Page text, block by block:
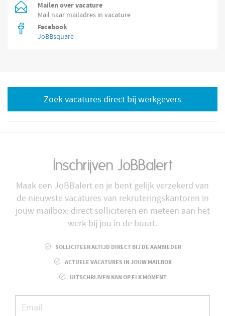
Mailen over vacature
Mail naar mailadres in vacature
Facebook
JoBBsquare
Zoek vacatures direct bij werkgevers
Inschrijven JoBBalert
Maak een JoBBalert en je bent gelijk verzekerd van
de nieuwste vacatures van rekruteringskantoren in
jouw mailbox: direct solliciteren en meteen aan het
werk bij jou in de buurt.
SOLLICITEER ALTIJD DIRECT BIJ DE AANBIEDER
ACTUELE VACATURES IN JOUW MAILBOX
UITSCHRIJVEN KAN OP ELK MOMENT